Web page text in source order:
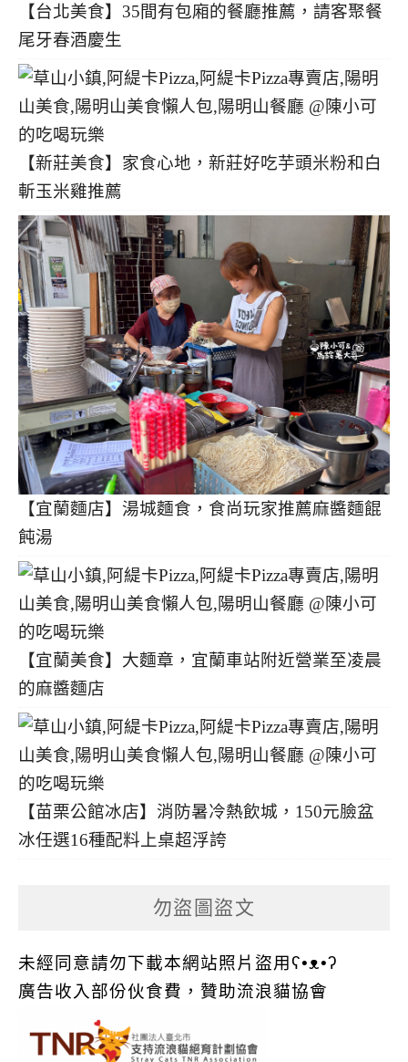
【台北美食】35間有包廂的餐廳推薦，請客聚餐
尾牙春酒慶生
【新莊美食】家食心地，新莊好吃芋頭米粉和白
斬玉米雞推薦
【宜蘭麵店】湯城麵食，食尚玩家推薦麻醬麵餛
飩湯
【宜蘭美食】大麵章，宜蘭車站附近營業至凌晨
的麻醬麵店
【苗栗公館冰店】消防暑冷熱飲城，150元臉盆
冰任選16種配料上桌超浮誇
勿盜圖盜文
未經同意請勿下載本網站照片盜用ʕ•ᴥ•ʔ
廣告收入部份伙食費，贊助流浪貓協會